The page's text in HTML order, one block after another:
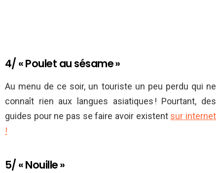
4/ « Poulet au sésame »
Au menu de ce soir, un touriste un peu perdu qui ne
connaît rien aux langues asiatiques ! Pourtant, des
guides pour ne pas se faire avoir existent sur internet
!
5/ « Nouille »